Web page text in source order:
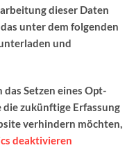
dieser Daten
unter dem folgenden
und
Setzen eines Opt-
zukünftige Erfassung
verhindern möchten,
deaktivieren